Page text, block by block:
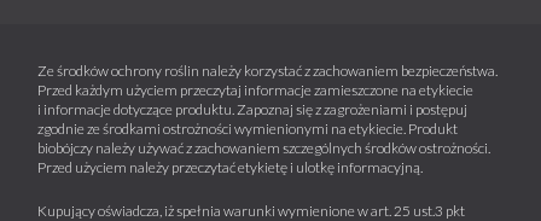
Ze środków ochrony roślin należy korzystać z zachowaniem bezpieczeństwa.
Przed każdym użyciem przeczytaj informacje zamieszczone na etykiecie
i informacje dotyczące produktu. Zapoznaj się z zagrożeniami i postępuj
zgodnie ze środkami ostrożności wymienionymi na etykiecie. Produkt
biobójczy należy używać z zachowaniem szczególnych środków ostrożności.
Przed użyciem należy przeczytać etykietę i ulotkę informacyjną.
Kupujący oświadcza, iż spełnia warunki wymienione w art. 25 ust.3 pkt